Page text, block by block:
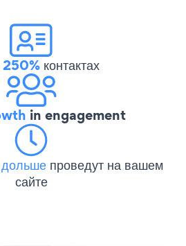
250%контактах
in engagement
проведут на вашем
сайте